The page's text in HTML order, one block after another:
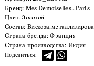
Бренд:
Mes Demoiselles…Paris
Цвет:
Золотой
Состав:
Страна бренда: Франция
Страна производства: Индия
Поделиться: